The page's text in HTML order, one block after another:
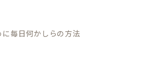
毎日何かしらの方法